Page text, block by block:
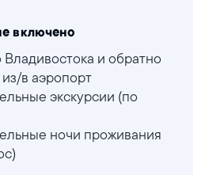
включено
Владивостока и обратно
в аэропорт
экскурсии (по
ночи проживания